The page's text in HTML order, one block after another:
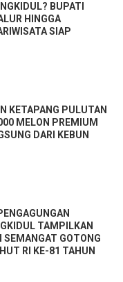
BUPATI
HINGGA
SIAP
KETAPANG PULUTAN
MELON PREMIUM
DARI KEBUN
TAMPILKAN
SEMANGAT GOTONG
RI KE-81 TAHUN